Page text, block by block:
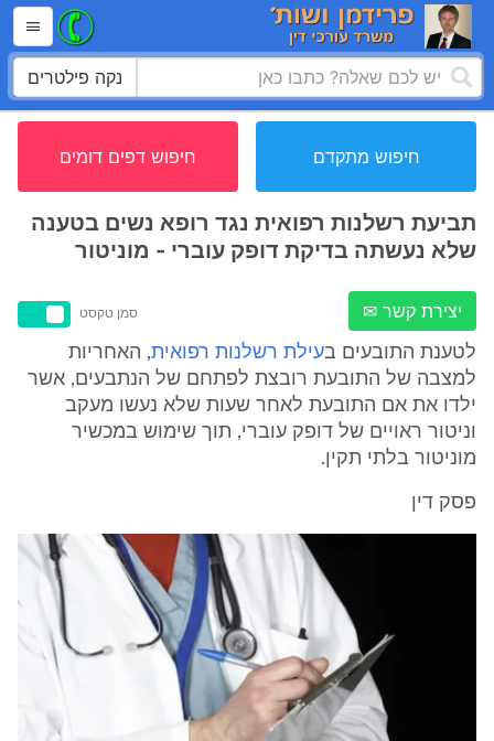
נקה פילטרים
חיפוש מתקדם חיפוש דפים דומים
תביעת רשלנות רפואית נגד רופא נשים בטענה
שלא נעשתה בדיקת דופק עוברי - מוניטור
יצירת קשר ✉ סמן טקסט
לטענת התובעים בעילת רשלנות רפואית, האחריות
למצבה של התובעת רובצת לפתחם של הנתבעים, אשר
ילדו את אם התובעת לאחר שעות שלא נעשו מעקב
וניטור ראויים של דופק עוברי, תוך שימוש במכשיר
מוניטור בלתי תקין.
פסק דין